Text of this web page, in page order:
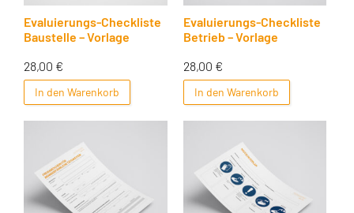
Evaluierungs-Checkliste
Baustelle – Vorlage
28,00 €
In den Warenkorb
Evaluierungs-Checkliste
Betrieb – Vorlage
28,00 €
In den Warenkorb